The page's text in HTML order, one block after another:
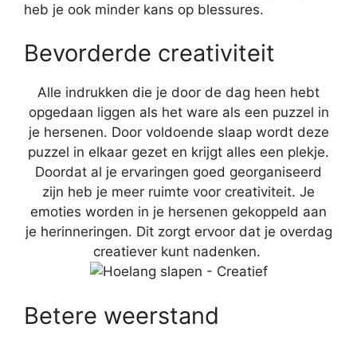
heb je ook minder kans op blessures.
Bevorderde creativiteit
Alle indrukken die je door de dag heen hebt
opgedaan liggen als het ware als een puzzel in
je hersenen. Door voldoende slaap wordt deze
puzzel in elkaar gezet en krijgt alles een plekje.
Doordat al je ervaringen goed georganiseerd
zijn heb je meer ruimte voor creativiteit. Je
emoties worden in je hersenen gekoppeld aan
je herinneringen. Dit zorgt ervoor dat je overdag
creatiever kunt nadenken.
Betere weerstand